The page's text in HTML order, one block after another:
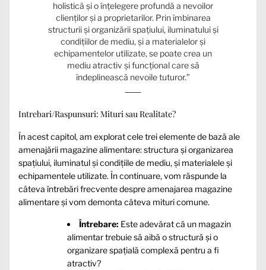
holistică și o înțelegere profundă a nevoilor
clienților și a proprietarilor. Prin îmbinarea
structurii și organizării spațiului, iluminatului și
condițiilor de mediu, și a materialelor și
echipamentelor utilizate, se poate crea un
mediu atractiv și funcțional care să
îndeplinească nevoile tuturor.”
Intrebari/Raspunsuri: Mituri sau Realitate?
În acest capitol, am explorat cele trei elemente de bază ale
amenajării magazine alimentare: structura și organizarea
spațiului, iluminatul și condițiile de mediu, și materialele și
echipamentele utilizate. În continuare, vom răspunde la
câteva întrebări frecvente despre amenajarea magazine
alimentare și vom demonta câteva mituri comune.
Întrebare: Este adevărat că un magazin
alimentar trebuie să aibă o structură și o
organizare spațială complexă pentru a fi
atractiv?